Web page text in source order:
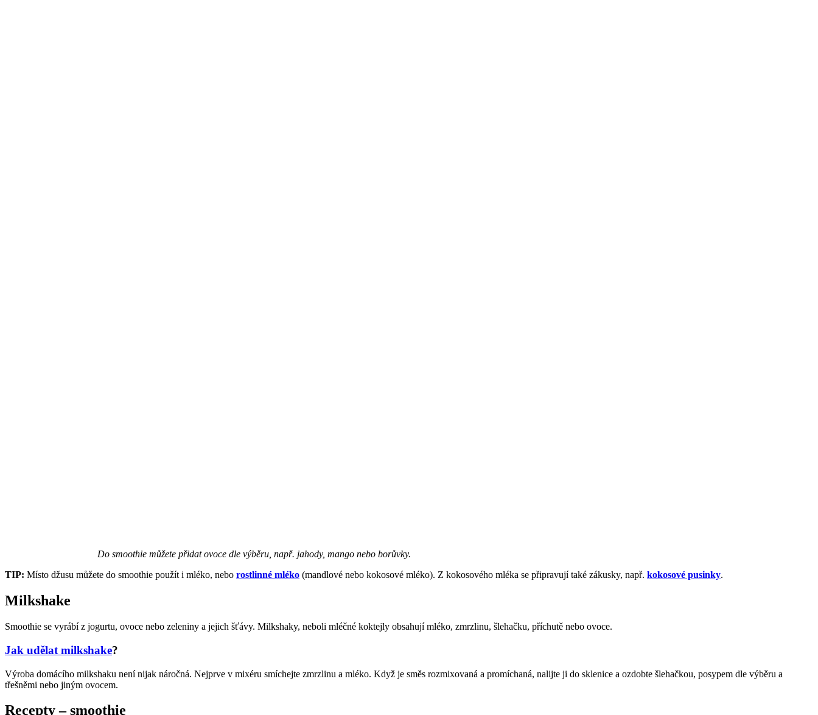
Do smoothie můžete přidat ovoce dle výběru, např. jahody, mango nebo borůvky.
TIP: Místo džusu můžete do smoothie použít i mléko, nebo rostlinné mléko (mandlové nebo kokosové mléko). Z kokosového mléka se připravují také zákusky, např. kokosové pusinky.
Milkshake
Smoothie se vyrábí z jogurtu, ovoce nebo zeleniny a jejich šťávy. Milkshaky, neboli mléčné koktejly obsahují mléko, zmrzlinu, šlehačku, příchutě nebo ovoce.
Jak udělat milkshake?
Výroba domácího milkshaku není nijak náročná. Nejprve v mixéru smíchejte zmrzlinu a mléko. Když je směs rozmixovaná a promíchaná, nalijte ji do sklenice a ozdobte šlehačkou, posypem dle výběru a
třešněmi nebo jiným ovocem.
Recepty – smoothie